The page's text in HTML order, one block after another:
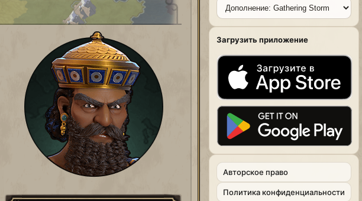
Загрузить приложение
Aвторское право
Политика конфиденциальности